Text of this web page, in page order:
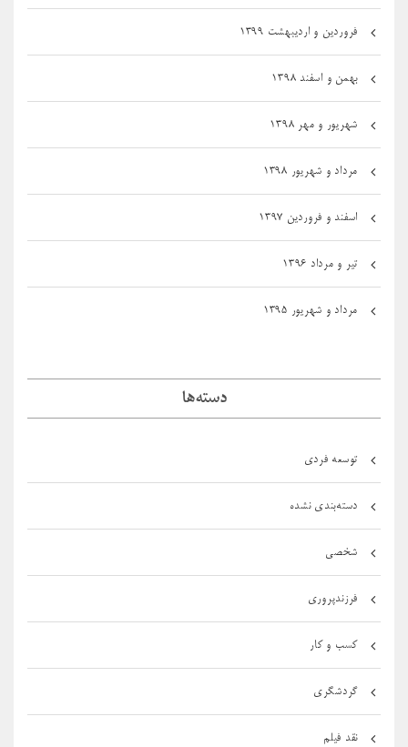
فروردین و اردیبهشت ۱۳۹۹
بهمن و اسفند ۱۳۹۸
شهریور و مهر ۱۳۹۸
مرداد و شهریور ۱۳۹۸
اسفند و فروردین ۱۳۹۷
تیر و مرداد ۱۳۹۶
مرداد و شهریور ۱۳۹۵
دسته‌ها
توسعه فردی
دسته‌بندی نشده
شخصی
فرزندپروری
کسب و کار
گردشگری
نقد فیلم